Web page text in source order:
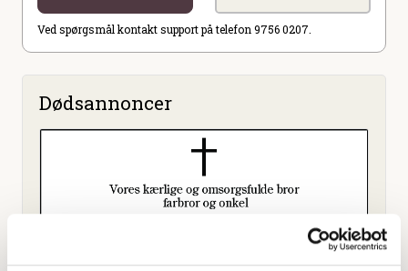
Ved spørgsmål kontakt support på telefon 9756 0207.
Dødsannoncer